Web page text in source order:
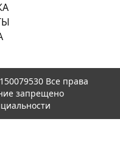
Все права
запрещено